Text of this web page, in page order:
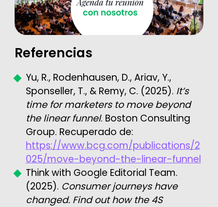
Referencias
Yu, R., Rodenhausen, D., Ariav, Y.,
Sponseller, T., & Remy, C. (2025). It’s
time for marketers to move beyond
the linear funnel. Boston Consulting
Group. Recuperado de:
https://www.bcg.com/publications/2
025/move-beyond-the-linear-funnel
Think with Google Editorial Team.
(2025). Consumer journeys have
changed. Find out how the 4S